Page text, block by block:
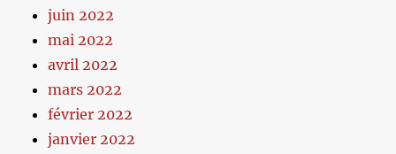
juin 2022
mai 2022
avril 2022
mars 2022
février 2022
janvier 2022